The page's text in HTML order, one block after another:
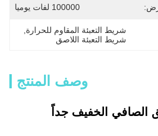
100000 لفات يوميا
شريط التعبئة المقاوم للحرارة
شريط التعبئة اللاصق
وصف المنتج
الصافي الخفيف جداً